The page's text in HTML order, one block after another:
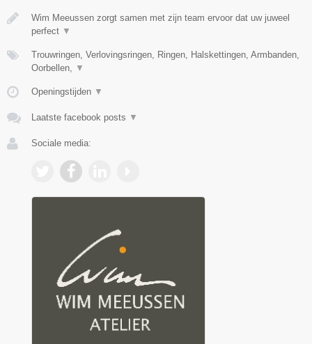
Wim Meeussen zorgt samen met zijn team ervoor dat uw juweel
perfect ▼
Trouwringen, Verlovingsringen, Ringen, Halskettingen, Armbanden,
Oorbellen,
▼
Openingstijden ▼
Laatste facebook posts ▼
Sociale media: